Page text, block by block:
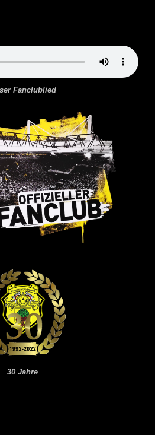
Fanclublied
30 Jahre